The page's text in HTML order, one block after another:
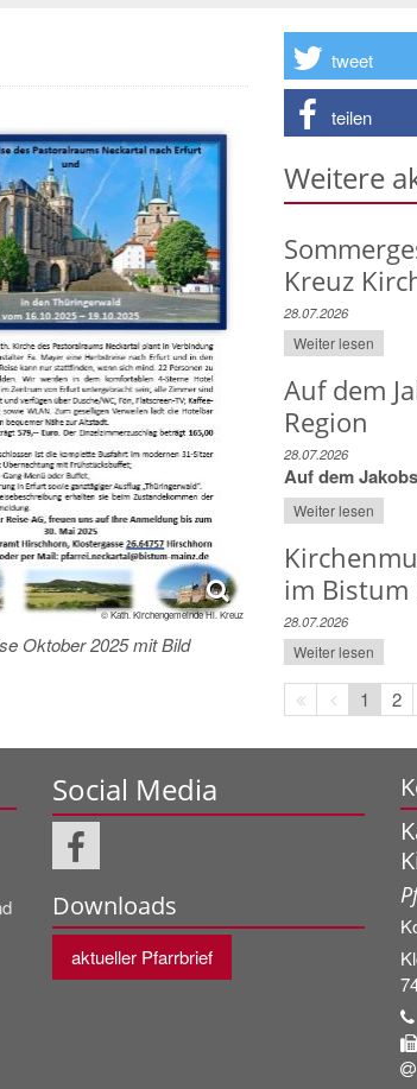
© Kath. Kirchengemeinde Hl. Kreuz
Oktober 2025 mit Bild
tweet
teilen
Weitere
Kreuz
28.07.2026
Weiter lesen
Auf dem
Region
28.07.2026
Auf dem
Weiter lesen
im Bistum
28.07.2026
Weiter lesen
Erste
Seite
Vorherige
Seite
1 2
Social Media
Downloads
aktueller Pfarrbrief